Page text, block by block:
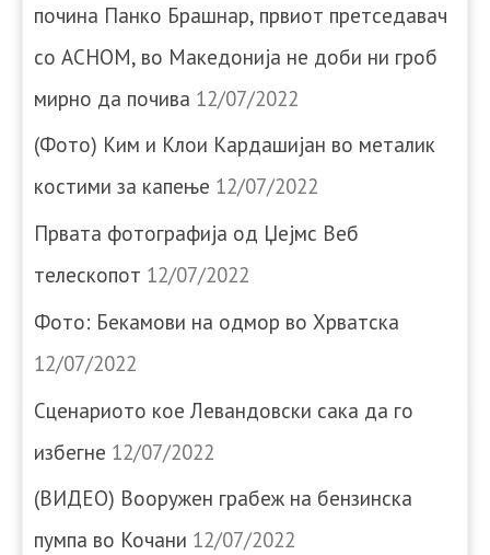
почина Панко Брашнар, првиот претседавач
со АСНОМ, во Македонија не доби ни гроб
мирно да почива 12/07/2022
(Фото) Ким и Клои Кардашијан во металик
костими за капење 12/07/2022
Првата фотографија од Џејмс Веб
телескопот 12/07/2022
Фото: Бекамови на одмор во Хрватска
12/07/2022
Сценариото кое Левандовски сака да го
избегне 12/07/2022
(ВИДЕО) Вооружен грабеж на бензинска
пумпа во Кочани 12/07/2022